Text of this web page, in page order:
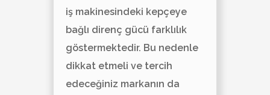
iş makinesindeki kepçeye
bağlı direnç gücü farklılık
göstermektedir. Bu nedenle
dikkat etmeli ve tercih
edeceğiniz markanın da